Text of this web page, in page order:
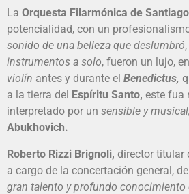
La Orquesta Filarmónica de Santiago
potencialidad, con un
sonido de una belleza que deslumbró
instrumentos a solo, fueron un lujo,
violín antes y durante el Benedictus,
a la tierra del Espíritu Santo, este fua
interpretado por un sensible y musical,
Abukhovich.
Roberto Rizzi Brignoli, director titular
a cargo de la concertación general,
gran talento y profundo conocimiento